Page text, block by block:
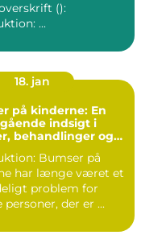
():
Introduktion: ...
18. jan
på kinderne: En
indsigt i
behandlinger og
på
har længe været et
problem for
personer, der er ...